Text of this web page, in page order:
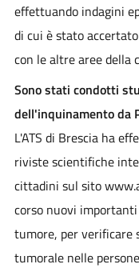
effettuando indagini
di cui è stato
con le altre aree della
Sono stati condotti
dell'inquinamentoda
L'ATS di Brescia ha
riviste scientifiche
cittadini sul sito
corso nuovi
tumore, per verificare
tumorale nelle